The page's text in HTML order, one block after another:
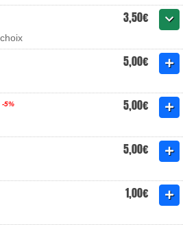
3,50€
5,00€
-5% 5,00€
5,00€
1,00€